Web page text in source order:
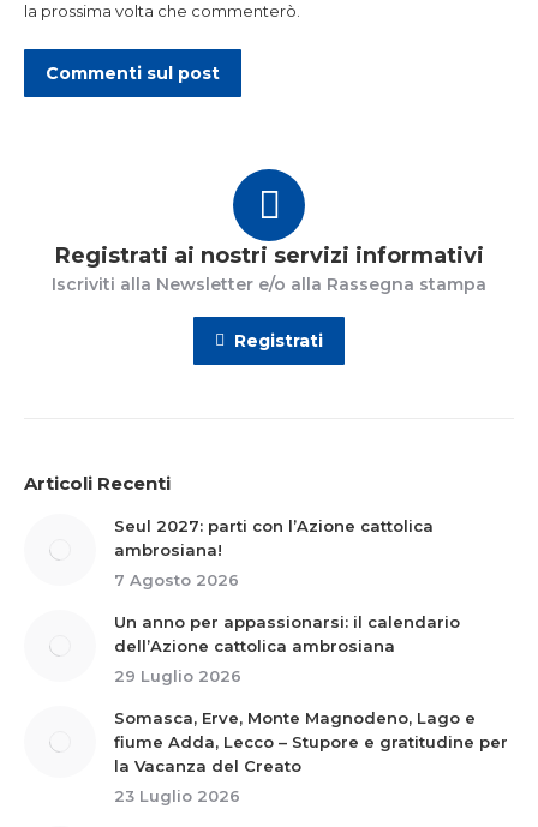
la prossima volta che commenterò.
Commenti sul post
Registrati ai nostri servizi informativi
Iscriviti alla Newsletter e/o alla Rassegna stampa
Registrati
Articoli Recenti
Seul 2027: parti con l’Azione cattolica
ambrosiana!
7 Agosto 2026
Un anno per appassionarsi: il calendario
dell’Azione cattolica ambrosiana
29 Luglio 2026
Somasca, Erve, Monte Magnodeno, Lago e
fiume Adda, Lecco – Stupore e gratitudine per
la Vacanza del Creato
23 Luglio 2026